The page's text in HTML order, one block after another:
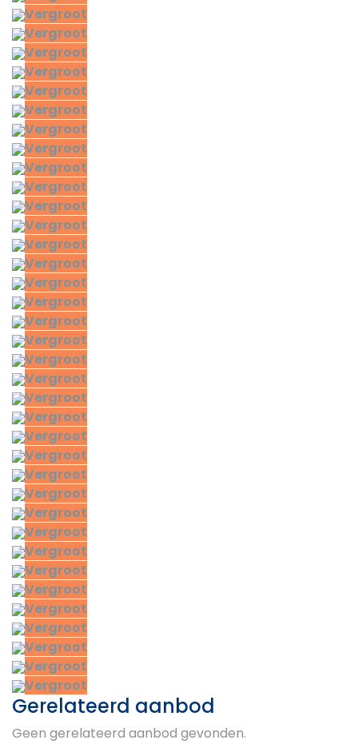
Vergroot
Vergroot
Vergroot
Vergroot
Vergroot
Vergroot
Vergroot
Vergroot
Vergroot
Vergroot
Vergroot
Vergroot
Vergroot
Vergroot
Vergroot
Vergroot
Vergroot
Vergroot
Vergroot
Vergroot
Vergroot
Vergroot
Vergroot
Vergroot
Vergroot
Vergroot
Vergroot
Vergroot
Vergroot
Vergroot
Vergroot
Vergroot
Vergroot
Vergroot
Vergroot
Vergroot
Gerelateerd aanbod
Geen gerelateerd aanbod gevonden.